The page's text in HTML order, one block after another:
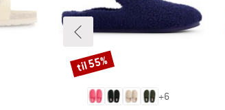
+6
Rabat
til 55%